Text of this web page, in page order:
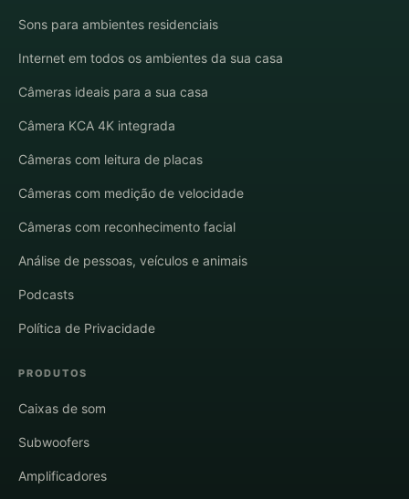
Sons para ambientes residenciais
Internet em todos os ambientes da sua casa
Câmeras ideais para a sua casa
Câmera KCA 4K integrada
Câmeras com leitura de placas
Câmeras com medição de velocidade
Câmeras com reconhecimento facial
Análise de pessoas, veículos e animais
Podcasts
Política de Privacidade
PRODUTOS
Caixas de som
Subwoofers
Amplificadores